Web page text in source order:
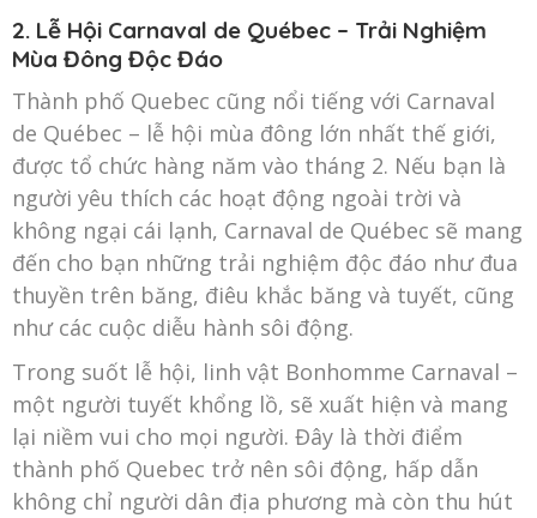
2. Lễ Hội Carnaval de Québec – Trải Nghiệm
Mùa Đông Độc Đáo
Thành phố Quebec cũng nổi tiếng với Carnaval
de Québec – lễ hội mùa đông lớn nhất thế giới,
được tổ chức hàng năm vào tháng 2. Nếu bạn là
người yêu thích các hoạt động ngoài trời và
không ngại cái lạnh, Carnaval de Québec sẽ mang
đến cho bạn những trải nghiệm độc đáo như đua
thuyền trên băng, điêu khắc băng và tuyết, cũng
như các cuộc diễu hành sôi động.
Trong suốt lễ hội, linh vật Bonhomme Carnaval –
một người tuyết khổng lồ, sẽ xuất hiện và mang
lại niềm vui cho mọi người. Đây là thời điểm
thành phố Quebec trở nên sôi động, hấp dẫn
không chỉ người dân địa phương mà còn thu hút